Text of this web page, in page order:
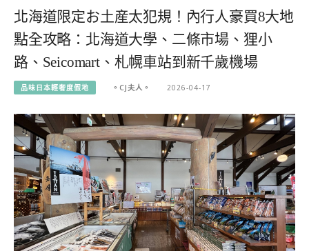
北海道限定お土産太犯規！內行人豪買8大地
點全攻略：北海道大學、二條市場、狸小
路、Seicomart、札幌車站到新千歲機場
品味日本輕奢度假地 。CJ夫人。 2026-04-17